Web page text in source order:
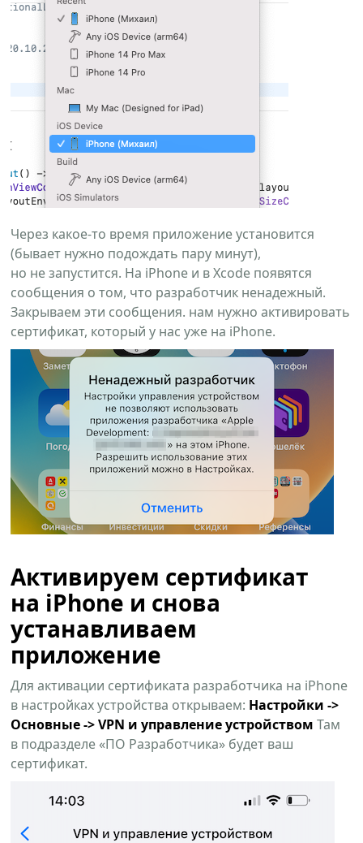
Через какое-то время приложение установится
(бывает нужно подождать пару минут),
но не запустится. На iPhone и в Xcode появятся
сообщения о том, что разработчик ненадежный.
Закрываем эти сообщения. нам нужно активировать
сертификат, который у нас уже на iPhone.
Активируем сертификат
на iPhone и снова
устанавливаем
приложение
Для активации сертификата разработчика на iPhone
в настройках устройства открываем: Настройки ->
Основные -> VPN и управление устройством Там
в подразделе «ПО Разработчика» будет ваш
сертификат.